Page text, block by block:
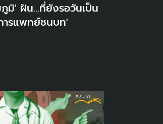
มิ' ฝัน...ที่ยังรอวันเป็น
รแพทย์ชนบท'